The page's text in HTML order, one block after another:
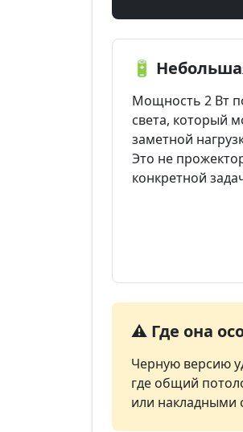
🔋
Мощность 2 Вт
света, который
заметной
Это не
конкретной
⚠️ Где она
Черную версию
где общий
или накладными